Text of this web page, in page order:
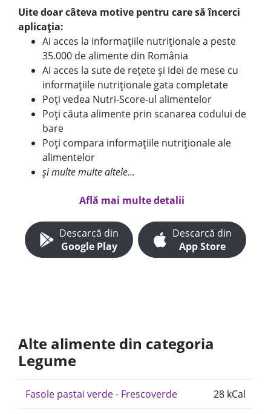
Uite doar câteva motive pentru care să încerci
aplicația:
Ai acces la informațiile nutriționale a peste
35.000 de alimente din România
Ai acces la sute de rețete și idei de mese cu
informațiile nutriționale gata completate
Poți vedea Nutri-Score-ul alimentelor
Poți căuta alimente prin scanarea codului de
bare
Poți compara informațiile nutriționale ale
alimentelor
și multe multe altele...
Află mai multe detalii
Descarcă din
Google Play
Descarcă din
App Store
Alte alimente din categoria
Legume
Fasole pastai verde - Frescoverde 28 kCal